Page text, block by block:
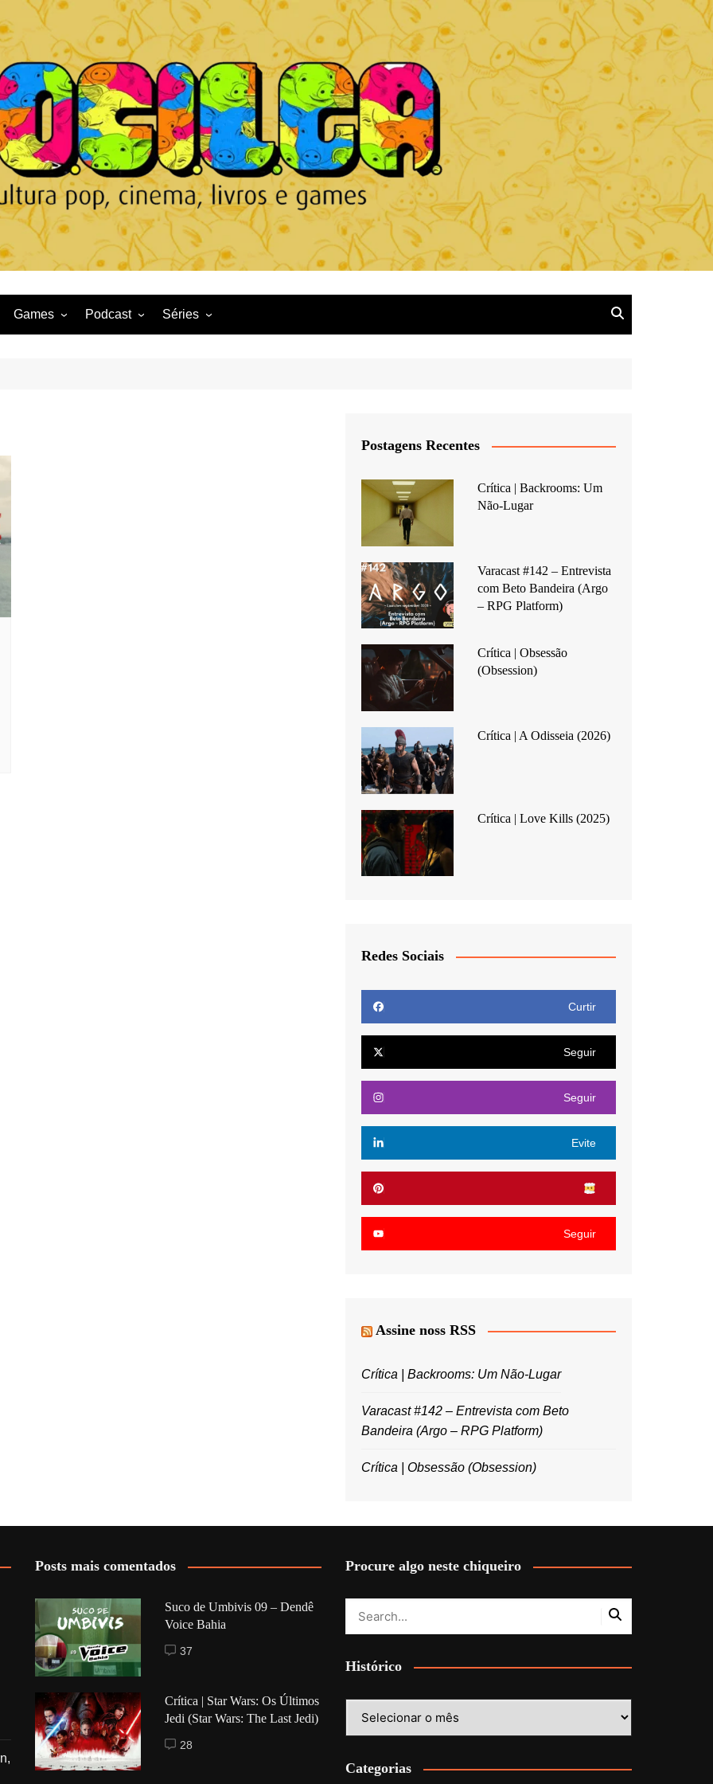
Games Podcast Séries
Postagens Recentes
Crítica | Backrooms: Um
Não-Lugar
Varacast #142 – Entrevista
com Beto Bandeira (Argo
– RPG Platform)
Crítica | Obsessão
(Obsession)
Crítica | A Odisseia (2026)
Crítica | Love Kills (2025)
Redes Sociais
Curtir
Seguir
Seguir
Evite
Seguir
Assine noss RSS
Crítica | Backrooms: Um Não-Lugar
Varacast #142 – Entrevista com Beto
Bandeira (Argo – RPG Platform)
Crítica | Obsessão (Obsession)
Posts mais comentados
Suco de Umbivis 09 – Dendê
Voice Bahia
37
Crítica | Star Wars: Os Últimos
Jedi (Star Wars: The Last Jedi)
28
Procure algo neste chiqueiro
Histórico
Categorias